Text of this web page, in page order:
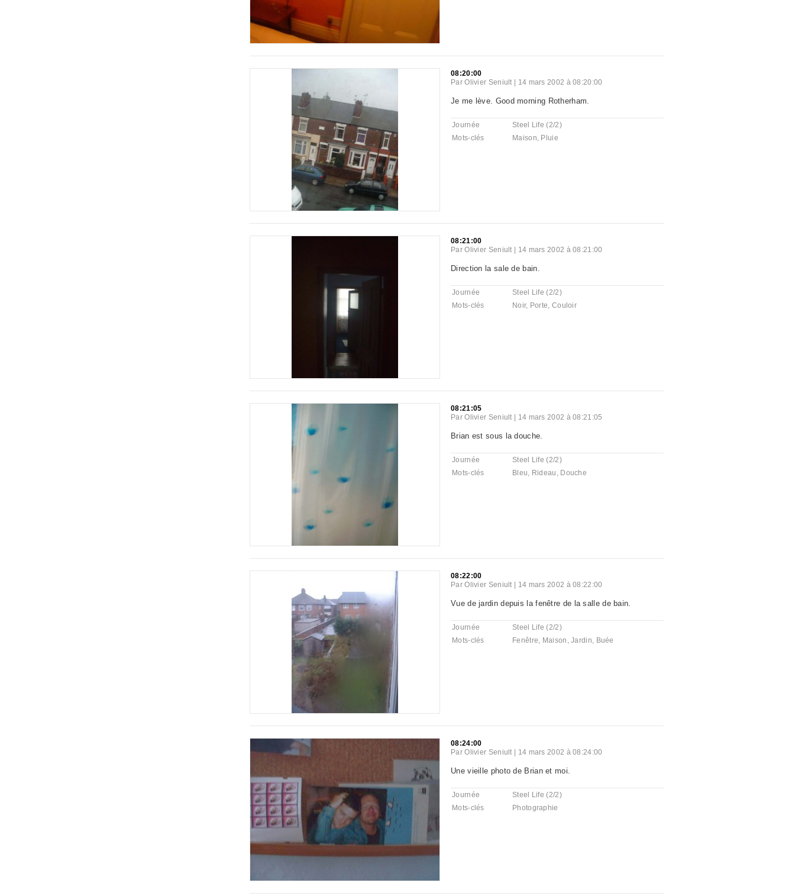
08:20:00
ParOlivier Seniult 14 mars 2002 à 08:20:00
Je me lève. Good morning Rotherham.
Journée
Steel Life (2/2)
Mots-clés
Maison, Pluie
08:21:00
ParOlivier Seniult 14 mars 2002 à 08:21:00
Direction la sale de bain.
Journée
Steel Life (2/2)
Mots-clés
Noir, Porte, Couloir
08:21:05
ParOlivier Seniult 14 mars 2002 à 08:21:05
Brian est sous la douche.
Journée
Steel Life (2/2)
Mots-clés
Bleu, Rideau , Douche
08:22:00
ParOlivier Seniult 14 mars 2002 à 08:22:00
Vue de jardin depuis la fenêtre de la salle de bain.
Journée
Steel Life (2/2)
Mots-clés
Fenêtre, Maison ,Jardin, Buée
08:24:00
ParOlivier Seniult 14 mars 2002 à 08:24:00
Une vieille photo de Brian et moi.
Journée
Steel Life (2/2)
Mots-clés
Photographie